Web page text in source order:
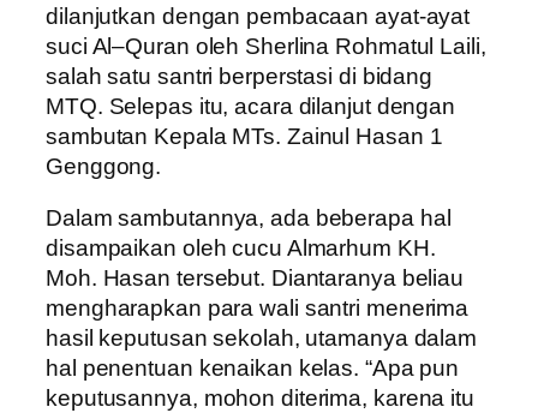
dilanjutkan dengan pembacaan ayat-ayat
suci Al–Quran oleh Sherlina Rohmatul Laili,
salah satu santri berperstasi di bidang
MTQ. Selepas itu, acara dilanjut dengan
sambutan Kepala MTs. Zainul Hasan 1
Genggong.
Dalam sambutannya, ada beberapa hal
disampaikan oleh cucu Almarhum KH.
Moh. Hasan tersebut. Diantaranya beliau
mengharapkan para wali santri menerima
hasil keputusan sekolah, utamanya dalam
hal penentuan kenaikan kelas. “Apa pun
keputusannya, mohon diterima, karena itu